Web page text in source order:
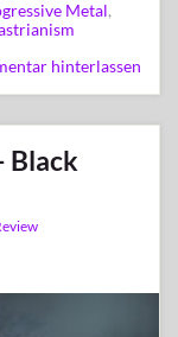
Metal,
hinterlassen
Black